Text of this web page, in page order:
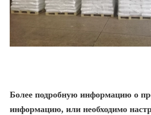
Более подробную информацию о
информацию, или необходимо